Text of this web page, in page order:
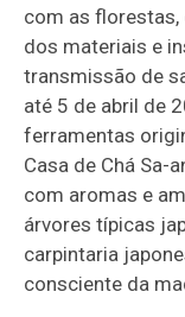
com as florestas,
dos materiais e
transmissão de
até 5 de abril de
ferramentas
Casa de Chá Sa-
com aromas e
árvores típicas
carpintaria
consciente da